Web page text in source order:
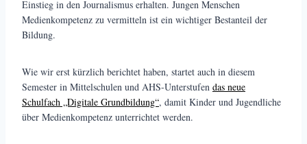
Einstieg in den Journalismus erhalten. Jungen Menschen
Medienkompetenz zu vermitteln ist ein wichtiger Bestanteil der
Bildung.
Wie wir erst kürzlich berichtet haben, startet auch in diesem
Semester in Mittelschulen und AHS-Unterstufen das neue
Schulfach „Digitale Grundbildung“, damit Kinder und Jugendliche
über Medienkompetenz unterrichtet werden.